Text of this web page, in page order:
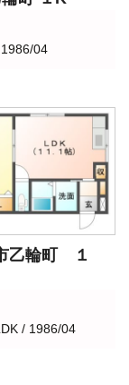
04
乙輪町 １
/ 1986/04